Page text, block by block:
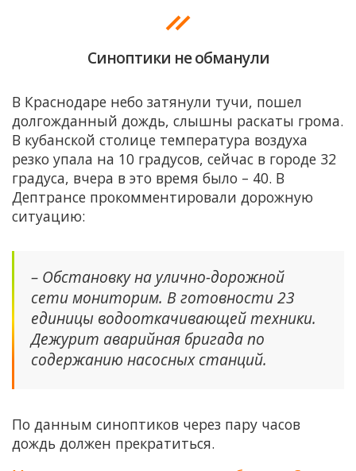
Синоптики не обманули
В Краснодаре небо затянули тучи, пошел
долгожданный дождь, слышны раскаты грома.
В кубанской столице температура воздуха
резко упала на 10 градусов, сейчас в городе 32
градуса, вчера в это время было – 40. В
Дептрансе прокомментировали дорожную
ситуацию:
– Обстановку на улично-дорожной
сети мониторим. В готовности 23
единицы водооткачивающей техники.
Дежурит аварийная бригада по
содержанию насосных станций.
По данным синоптиков через пару часов
дождь должен прекратиться.